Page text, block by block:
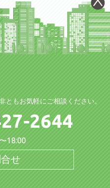
ともお気軽にご相談ください。
2644
18:00
せ